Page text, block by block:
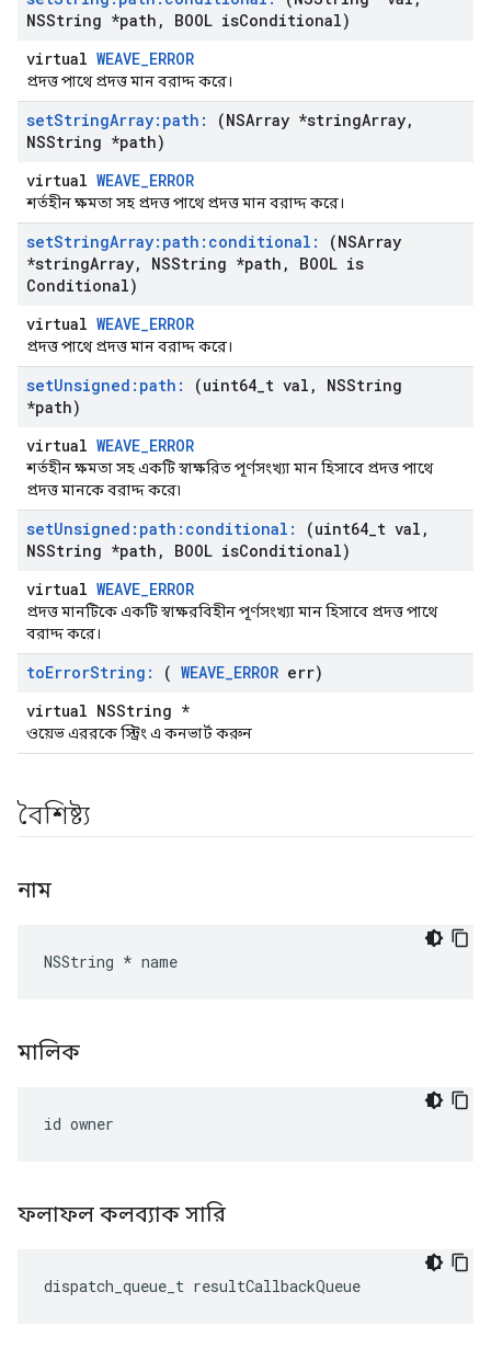
NSString *path , BOOL isConditional)
virtual WEAVE_ERROR
প্রদত্ত পাথে প্রদত্ত মান বরাদ্দ করে।
setStringArray:path: (NSArray *stringArray,
NSString *path)
virtual WEAVE_ERROR
শর্তহীন ক্ষমতা সহ প্রদত্ত পাথে প্রদত্ত মান বরাদ্দ করে।
setStringArray:path:conditional:
(NSArray
*stringArray, NSString *path ,
BOOL is
Conditional)
virtual WEAVE_ERROR
প্রদত্ত পাথে প্রদত্ত মান বরাদ্দ করে।
setUnsigned:path: (uint64 t val ,
NSString
*path)
virtual WEAVE_ERROR
শর্তহীন ক্ষমতা সহ একটি স্বাক্ষরিত পূর্ণসংখ্যা মান হিসাবে প্রদত্ত পাথে
প্রদত্ত মানকে বরাদ্দ করে৷
setUnsigned:path:conditional: (uint64 t val ,
NSString *path , BOOL isConditional)
virtual WEAVE_ERROR
প্রদত্ত মানটিকে একটি স্বাক্ষরবিহীন পূর্ণসংখ্যা মান হিসাবে প্রদত্ত পাথে
বরাদ্দ করে।
toErrorString: ( WEAVE_ERROR err)
virtual NSString *
ওয়েভ এররকে স্ট্রিং এ কনভার্ট করুন
বৈশিষ্ট্য
নাম
NSString * name
মালিক
id owner
ফলাফল কলব্যাক সারি
dispatch_queue_t resultCallbackQueue